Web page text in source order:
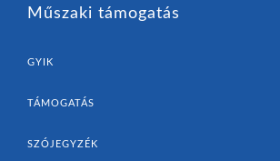
Műszaki támogatás
GYIK
TÁMOGATÁS
SZÓJEGYZÉK